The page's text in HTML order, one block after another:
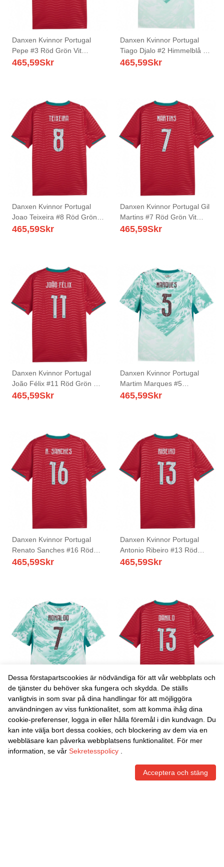
Danxen Kvinnor Portugal
Pepe #3 Röd Grön Vit
Hemmatröja Matchtröjor 26-
465,59Skr
Danxen Kvinnor Portugal
Tiago Djalo #2 Himmelblå Vit
Grön Bortatröja Matchtröjor
465,59Skr
Danxen Kvinnor Portugal
Joao Teixeira #8 Röd Grön
Vit Hemmatröja Matchtröjor
465,59Skr
Danxen Kvinnor Portugal Gil
Martins #7 Röd Grön Vit
Hemmatröja Matchtröjor 26-
465,59Skr
Danxen Kvinnor Portugal
João Félix #11 Röd Grön Vit
Hemmatröja Matchtröjor 26-
465,59Skr
Danxen Kvinnor Portugal
Martim Marques #5
Himmelblå Vit Grön
465,59Skr
Danxen Kvinnor Portugal
Renato Sanches #16 Röd
Grön Vit Hemmatröja
465,59Skr
Danxen Kvinnor Portugal
Antonio Ribeiro #13 Röd
Grön Vit Hemmatröja
465,59Skr
Danxen Kvinnor Portugal
Cristiano Ronaldo #7
Himmelblå Vit Grön
Bortatröja Matchtröjor 26-28
Tröjor T-Tröja
465,59Skr
Danxen Kvinnor Portugal
Danilo Pereira #13 Röd Grön
Vit Hemmatröja Matchtröjor
26-28 Tröjor T-Tröja
465,59Skr
Dessa förstapartscookies är nödvändiga för att vår webbplats och
de tjänster du behöver ska fungera och skydda. De ställs
vanligtvis in som svar på dina handlingar för att möjliggöra
användningen av viss funktionalitet, som att komma ihåg dina
cookie-preferenser, logga in eller hålla föremål i din kundvagn. Du
kan inte välja bort dessa cookies, och blockering av dem via en
webbläsare kan påverka webbplatsens funktionalitet. För mer
information, se vår Sekretesspolicy
Acceptera och stäng